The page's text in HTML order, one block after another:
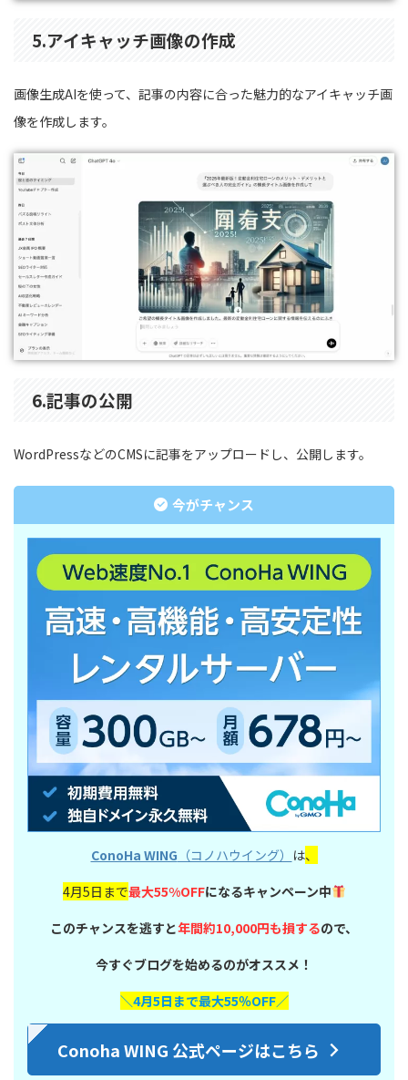
5.アイキャッチ画像の作成
画像生成AIを使って、記事の内容に合った魅力的なアイキャッチ画
像を作成します。
6.記事の公開
WordPressなどのCMSに記事をアップロードし、公開します。
今がチャンス
ConoHa WING （コノハウイング） は、
4月5日まで最大55%OFFになるキャンペーン中
このチャンスを逃すと年間約10,000円も損するので、
今すぐブログを始めるのがオススメ！
＼4月5日まで最大55％OFF／
Conoha WING 公式ページはこちら